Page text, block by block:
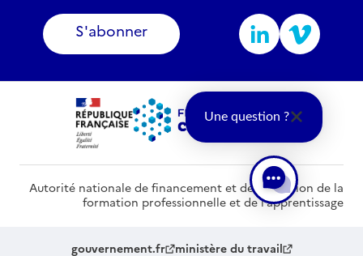
S'abonner
Autorité nationale de financement et de régulation de la
formation professionnelle et de l’apprentissage
gouvernement.fr ministère du travail
Une question ?